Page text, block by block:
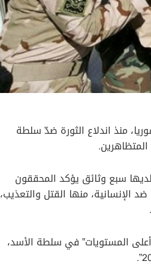
منذ اندلاع الثورة ضدّ سلطة
لديها سبع وثائق يؤكد المحققون
الإنسانية، منها القتل والتعذيب،
المستويات” في سلطة اﻷسد،